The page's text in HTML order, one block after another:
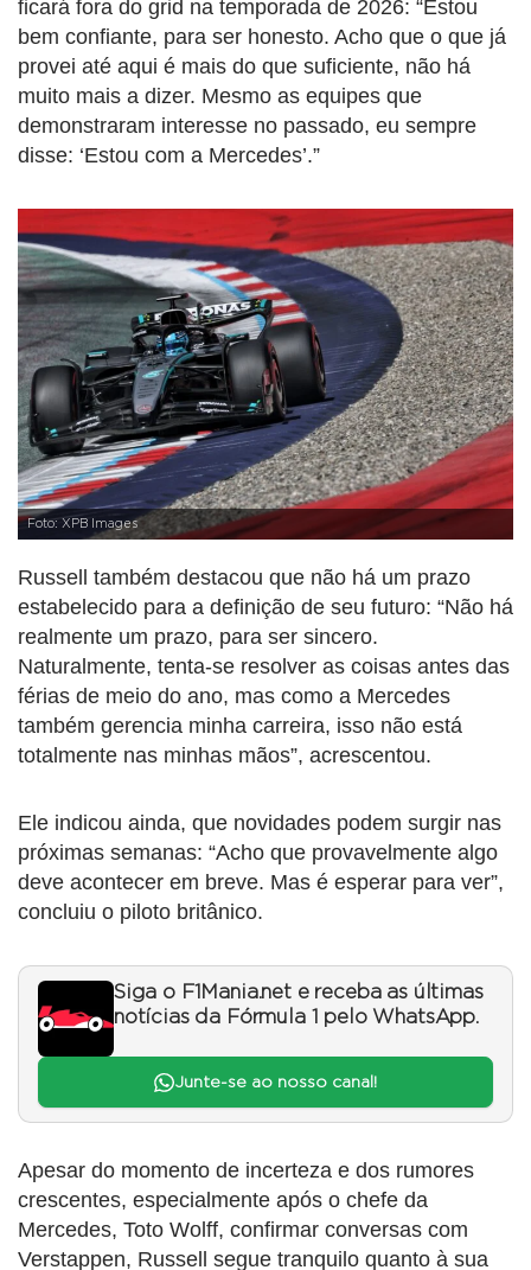
ficará fora do grid na temporada de 2026: “Estou
bem confiante, para ser honesto. Acho que o que já
provei até aqui é mais do que suficiente, não há
muito mais a dizer. Mesmo as equipes que
demonstraram interesse no passado, eu sempre
disse: ‘Estou com a Mercedes’.”
Foto: XPB Images
Russell também destacou que não há um prazo
estabelecido para a definição de seu futuro: “Não há
realmente um prazo, para ser sincero.
Naturalmente, tenta-se resolver as coisas antes das
férias de meio do ano, mas como a Mercedes
também gerencia minha carreira, isso não está
totalmente nas minhas mãos”, acrescentou.
Ele indicou ainda, que novidades podem surgir nas
próximas semanas: “Acho que provavelmente algo
deve acontecer em breve. Mas é esperar para ver”,
concluiu o piloto britânico.
Siga o F1Mania.net e receba as últimas
notícias da Fórmula 1 pelo WhatsApp.
Junte-se ao nosso canal!
Apesar do momento de incerteza e dos rumores
crescentes, especialmente após o chefe da
Mercedes, Toto Wolff, confirmar conversas com
Verstappen, Russell segue tranquilo quanto à sua